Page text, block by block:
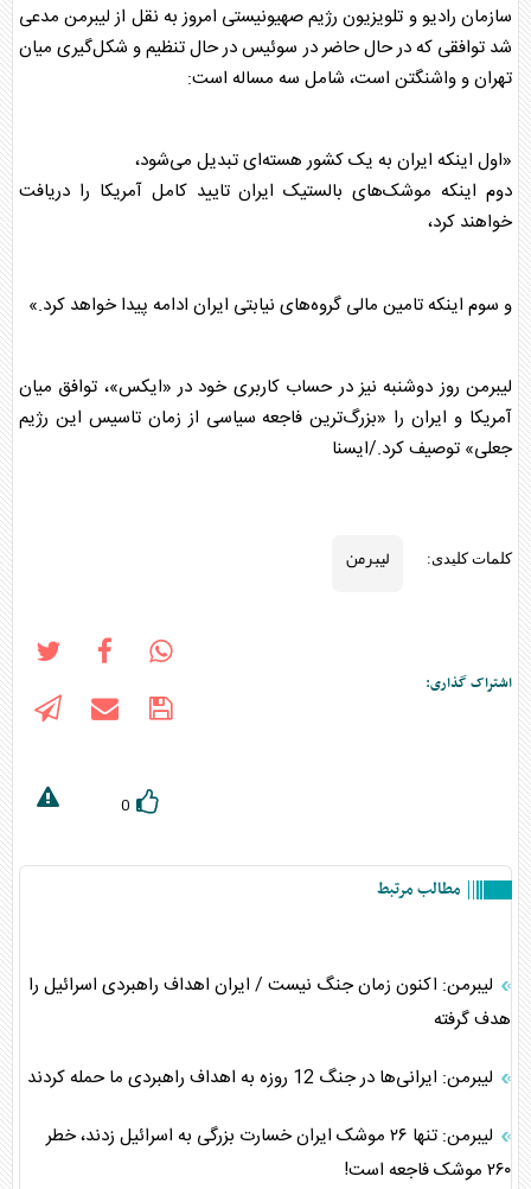
سازمان رادیو و تلویزیون رژیم صهیونیستی امروز به نقل از لیبرمنمدعی
شد توافقی که در حال حاضر در سوئیس در حال تنظیم و شکل‌گیری میان
تهران و واشنگتن است، شامل سه مساله است:
«اول اینکه ایران به یک کشور هسته‌ای تبدیل می‌شود،
دوم اینکه موشک‌های بالستیک ایران تایید کامل آمریکا را دریافت
خواهند کرد،
و سوم اینکه تامین مالی گروه‌های نیابتی ایران ادامه پیدا خواهد کرد.»
لیبرمن روز دوشنبه نیز در حساب کاربری خود در «ایکس»، توافق میان
آمریکا و ایران را «بزرگ‌ترین فاجعه سیاسی از زمان تاسیس این رژیم
جعلی» توصیف کرد./ایسنا
کلمات کلیدی: لیبرمن
اشتراک گذاری:
0
مطالب مرتبط
لیبرمن: اکنون زمان جنگ نیست / ایران اهداف راهبردی اسرائیل را
هدف گرفته
لیبرمن: ایرانی‌ها در جنگ 12 روزه به اهداف راهبردی ما حمله کردند
لیبرمن: تنها ۲۶ موشک ایران خسارت بزرگی به اسرائیل زدند، خطر
۲۶۰ موشک فاجعه است!